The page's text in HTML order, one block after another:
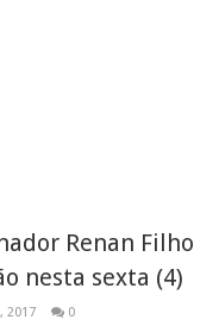
Renan Filho
nesta sexta (4)
2017 0